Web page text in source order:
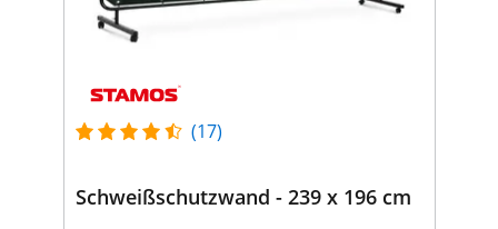
(17)
Schweißschutzwand - 239 x 196 cm